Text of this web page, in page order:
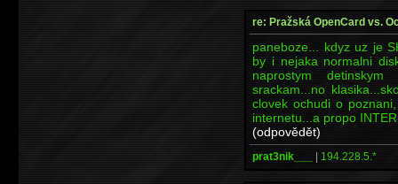
re: Pražská OpenCard vs.
paneboze... kdyz uz je
by i nejaka normalni
naprostym
srackam...no
clovek ochudi o
internetu...a propo
(odpovědět)
prat3nik___ | 194.228.5.*